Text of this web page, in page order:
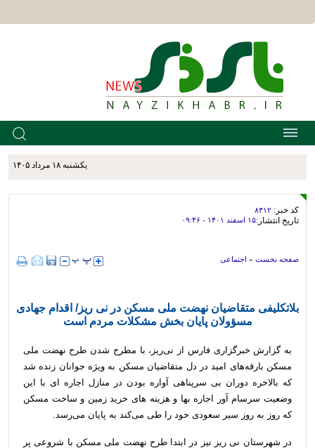
يکشنبه ۱۸ مرداد ۱۴۰۵
کد خبر: ۸۳۱۲
تاریخ انتشار:۱۵ اسفند ۱۴۰۱ - ۰۹:۴۶
صفحه نخست » اجتماعی
بلاتکلیفی متقاضیان نهضت ملی مسکن در نی ریز/ اقدام جهادی
مسؤولان پایان بخش مشکلات مردم است
به گزارش خبرگزاری فارس از نی‌ریز، با مطرح شدن طرح نهضت ملی
مسکن بارقه‌های امید در دل متقاضیان مسکن به ویژه جوانان زنده شد
که بالاخره دوران بی سرپناهی آواره بودن در منازل اجاره ای با این
وضعیت سرسام آور اجاره بها و هزینه های خرید زمین و ساخت مسکن
که روز به روز سیر سعودی خود را طی می‌کند به پایان می‌رسد.
در شهرستان نی ریز نیز در ابتدا طرح نهضت ملی مسکن با شروعی پر